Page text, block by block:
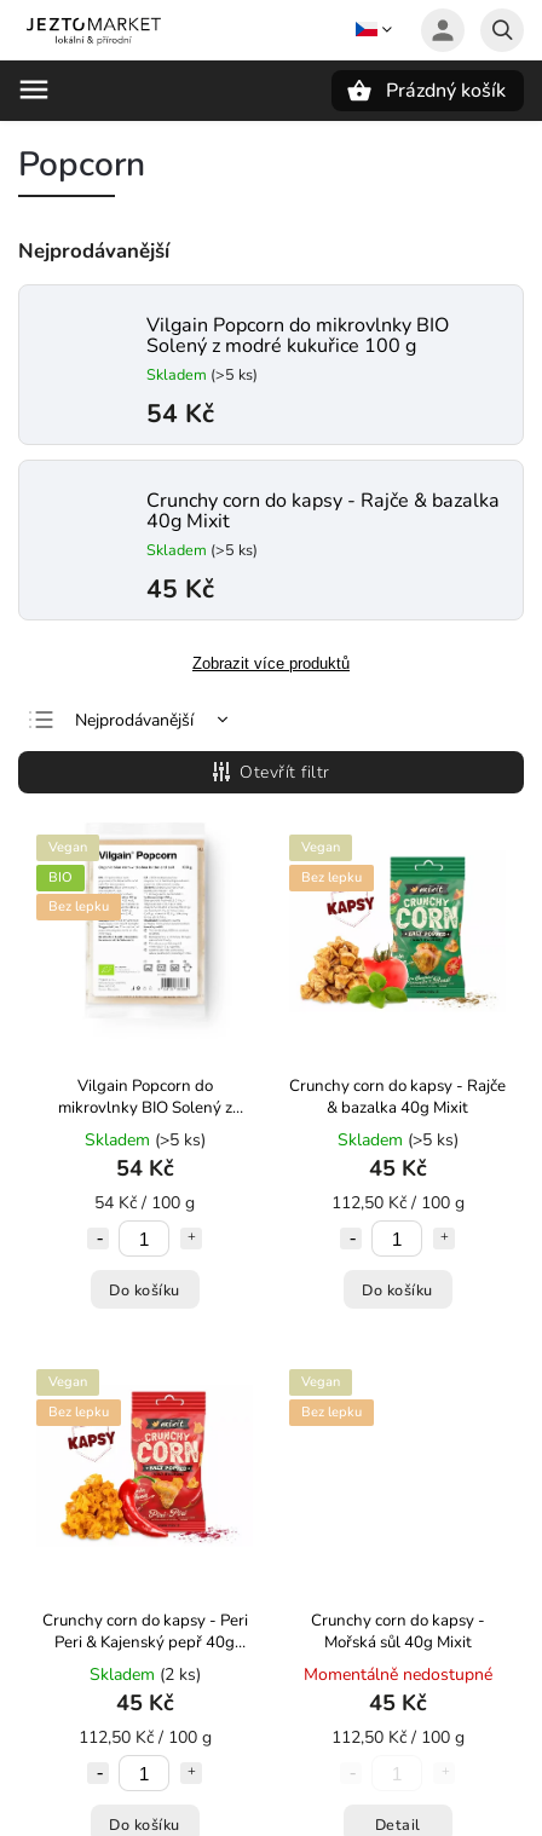
Prázdný košík
Popcorn
Nejprodávanější
Vilgain Popcorn do mikrovlnky BIO
Solený z modré kukuřice 100 g
Skladem (>5 ks)
54 Kč
Crunchy corn do kapsy - Rajče & bazalka
40g Mixit
Skladem (>5 ks)
45 Kč
Zobrazit více produktů
Nejprodávanější
Nejlevnější
Nejdražší
Abecedně
Otevřít filtr
Vegan
BIO
Bez lepku
Vilgain Popcorn do
mikrovlnky BIO Solený z
modré kukuřice 100 g
Skladem (>5 ks)
54 Kč
54 Kč / 100 g
Do košíku
Vegan
Bez lepku
Crunchy corn do kapsy - Rajče
& bazalka 40g Mixit
Skladem (>5 ks)
45 Kč
112,50 Kč / 100 g
Do košíku
Vegan
Bez lepku
Crunchy corn do kapsy - Peri
Peri & Kajenský pepř 40g
Mixit
Skladem (2 ks)
45 Kč
112,50 Kč / 100 g
Do košíku
Vegan
Bez lepku
Crunchy corn do kapsy -
Mořská sůl 40g Mixit
Momentálně nedostupné
45 Kč
112,50 Kč / 100 g
Detail